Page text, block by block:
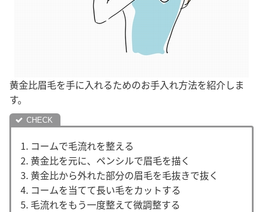
黄金比眉毛を手に入れるためのお手入れ方法を紹介しま
す。
1. コームで毛流れを整える
2. 黄金比を元に、ペンシルで眉毛を描く
3. 黄金比から外れた部分の眉毛を毛抜きで抜く
4. コームを当てて長い毛をカットする
5. 毛流れをもう一度整えて微調整する